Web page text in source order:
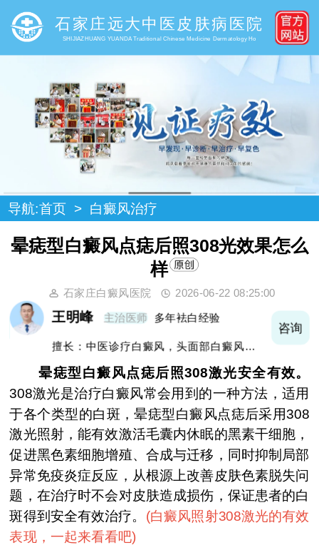
石家庄远大中医皮肤病医院
SHIJIAZHUANG YUANDA Traditional Chinese Medicine Dermatology Ho
导航:首页 > 白癜风治疗
晕痣型白癜风点痣后照308光效果怎么
样
石家庄白癜风医院 2026-06-22 08:25:00
王明峰 主治医师 多年袪白经验
擅长：中医诊疗白癜风，头面部白癜风，青
咨询
晕痣型白癜风点痣后照308激光安全有效。
308激光是治疗白癜风常会用到的一种方法，适用
于各个类型的白斑，晕痣型白癜风点痣后采用308
激光照射，能有效激活毛囊内休眠的黑素干细胞，
促进黑色素细胞增殖、合成与迁移，同时抑制局部
异常免疫炎症反应，从根源上改善皮肤色素脱失问
题，在治疗时不会对皮肤造成损伤，保证患者的白
斑得到安全有效治疗。 (白癜风照射308激光的有效
表现，一起来看看吧)